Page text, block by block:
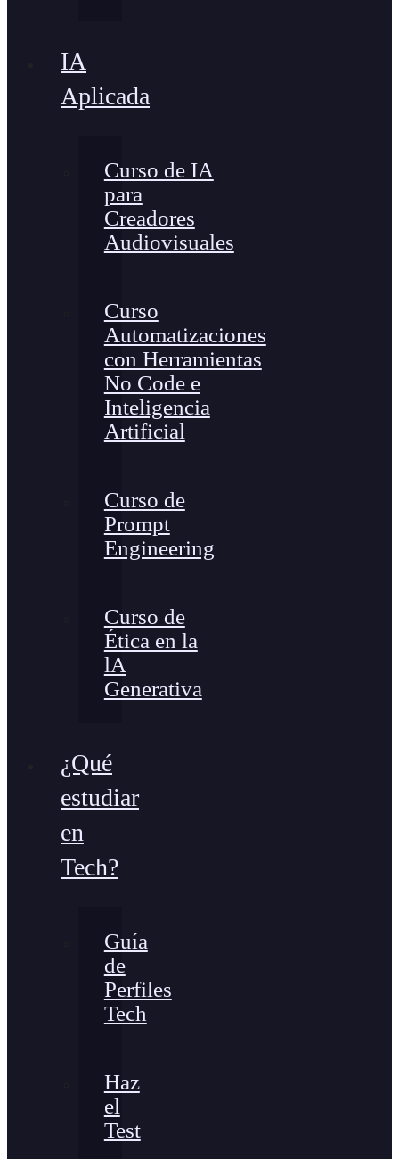
IA
Aplicada
Curso de IA
para
Creadores
Audiovisuales
Curso
Automatizaciones
con Herramientas
No Code e
Inteligencia
Artificial
Curso de
Prompt
Engineering
Curso de
Ética en la
lA
Generativa
¿Qué
estudiar
en
Tech?
Guía
de
Perfiles
Tech
Haz
el
Test